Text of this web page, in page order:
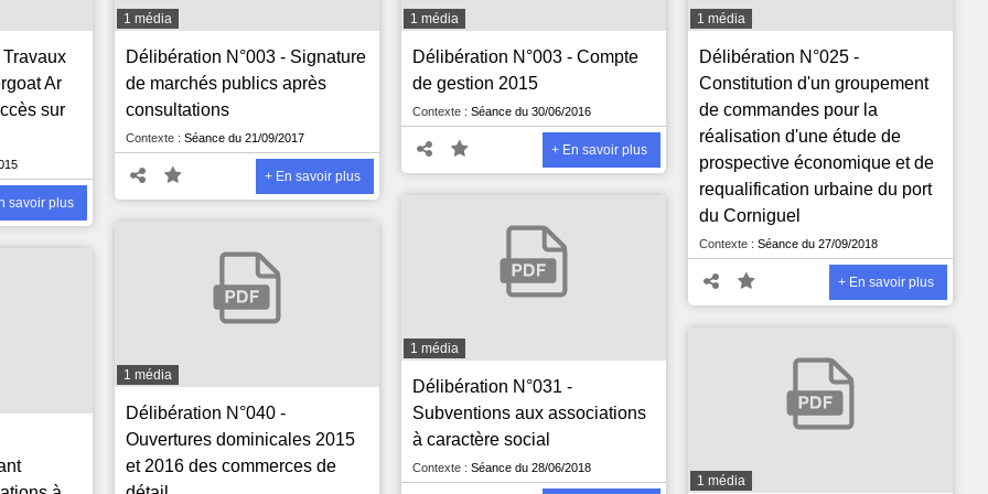
Ar
sur
savoir plus
1 média
Délibération N°003 - Signature
de marchés publics après
consultations
Contexte : Séance du 21/09/2017
+ En savoir plus
1 média
Délibération N°003 - Compte
de gestion 2015
Contexte : Séance du 30/06/2016
+ En savoir plus
1 média
Délibération N°025 -
Constitution d'un groupement
de commandes pour la
réalisation d'une étude de
prospective économique et de
requalification urbaine du port
du Corniguel
Contexte : Séance du 27/09/2018
+ En savoir plus
1 média
Délibération N°031 -
Subventions aux associations
à caractère social
Contexte : Séance du 28/06/2018
1 média
Délibération N°040 -
Ouvertures dominicales 2015
et 2016 des commerces de
1 média